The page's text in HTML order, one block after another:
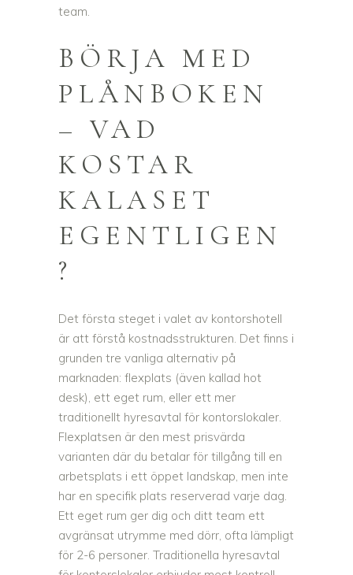
team.
BÖRJA MED
PLÅNBOKEN
– VAD
KOSTAR
KALASET
EGENTLIGEN
?
Det första steget i valet av kontorshotell
är att förstå kostnadsstrukturen. Det finns i
grunden tre vanliga alternativ på
marknaden: flexplats (även kallad hot
desk), ett eget rum, eller ett mer
traditionellt hyresavtal för kontorslokaler.
Flexplatsen är den mest prisvärda
varianten där du betalar för tillgång till en
arbetsplats i ett öppet landskap, men inte
har en specifik plats reserverad varje dag.
Ett eget rum ger dig och ditt team ett
avgränsat utrymme med dörr, ofta lämpligt
för 2-6 personer. Traditionella hyresavtal